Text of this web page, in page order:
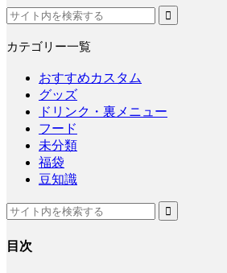
カテゴリー一覧
おすすめカスタム
グッズ
ドリンク・裏メニュー
フード
未分類
福袋
豆知識
目次